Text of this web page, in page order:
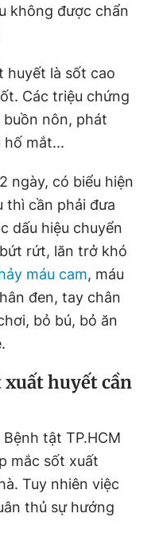
quảng cáo
780 404
Tòa soạn Chính sách bảo
Thanh Niên. Cấm sao
sự chấp thuận bằng văn
không được chẩn
huyết là sốt cao
Các triệu chứng
buồn nôn, phát
hố mắt...
ngày, có biểu hiện
thì cần phải đưa
dấu hiệu chuyển
rứt, lăn trở khó
máu cam, máu
đen, tay chân
bỏ bú, bỏ ăn
xuất huyết cần
tật TP.HCM
mắc sốt xuất
Tuy nhiên việc
thủ sự hướng